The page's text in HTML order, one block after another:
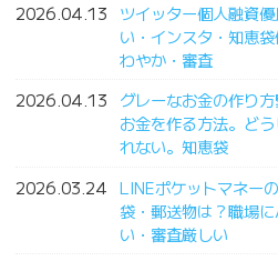
2026.04.13
ツイッター個人融資
い・インスタ・知恵
わやか・審査
2026.04.13
グレーなお金の作り
お金を作る方法。ど
れない。知恵袋
2026.03.24 LINEポケットマネー
袋・郵送物は？職場
い・審査厳しい